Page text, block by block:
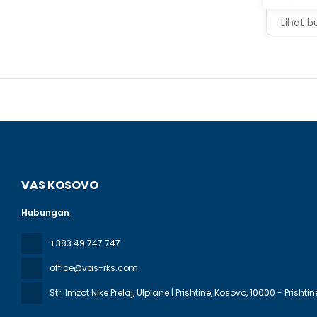
Lihat
VAS KOSOVO
Hubungan
+383 49 747 747
office@vas-rks.com
Str. Imzot Nike Prelaj, Ulpiane | Prishtine, Kosovo, 10000 -